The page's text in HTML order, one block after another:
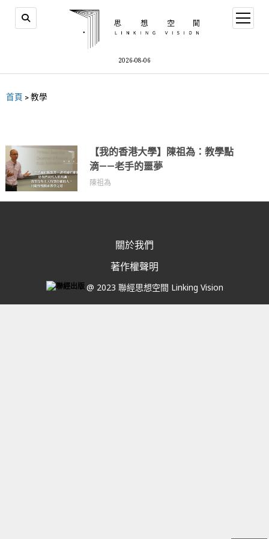
2026-08-06
首頁 >教學
【我的香港大學】陳祖為：教學點
滴——老手的噩夢
陳祖為
關於我們
著作權聲明
@ 2023 聯經思想空間 Linking Vision